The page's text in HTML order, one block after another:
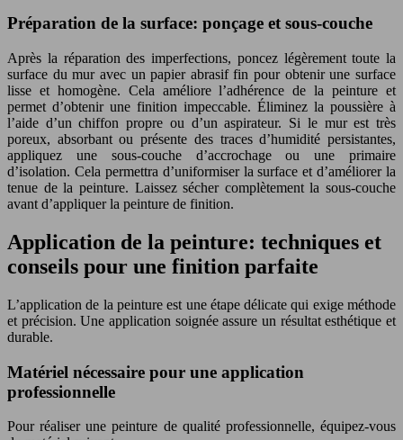
Préparation de la surface: ponçage et sous-couche
Après la réparation des imperfections, poncez légèrement toute la
surface du mur avec un papier abrasif fin pour obtenir une surface
lisse et homogène. Cela améliore l’adhérence de la peinture et
permet d’obtenir une finition impeccable. Éliminez la poussière à
l’aide d’un chiffon propre ou d’un aspirateur. Si le mur est très
poreux, absorbant ou présente des traces d’humidité persistantes,
appliquez une sous-couche d’accrochage ou une primaire
d’isolation. Cela permettra d’uniformiser la surface et d’améliorer la
tenue de la peinture. Laissez sécher complètement la sous-couche
avant d’appliquer la peinture de finition.
Application de la peinture: techniques et
conseils pour une finition parfaite
L’application de la peinture est une étape délicate qui exige méthode
et précision. Une application soignée assure un résultat esthétique et
durable.
Matériel nécessaire pour une application
professionnelle
Pour réaliser une peinture de qualité professionnelle, équipez-vous